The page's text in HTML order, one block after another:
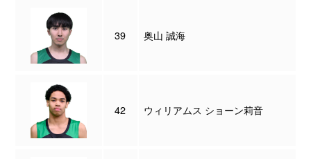
39 奥山 誠海
42 ウィリアムス ショーン莉音